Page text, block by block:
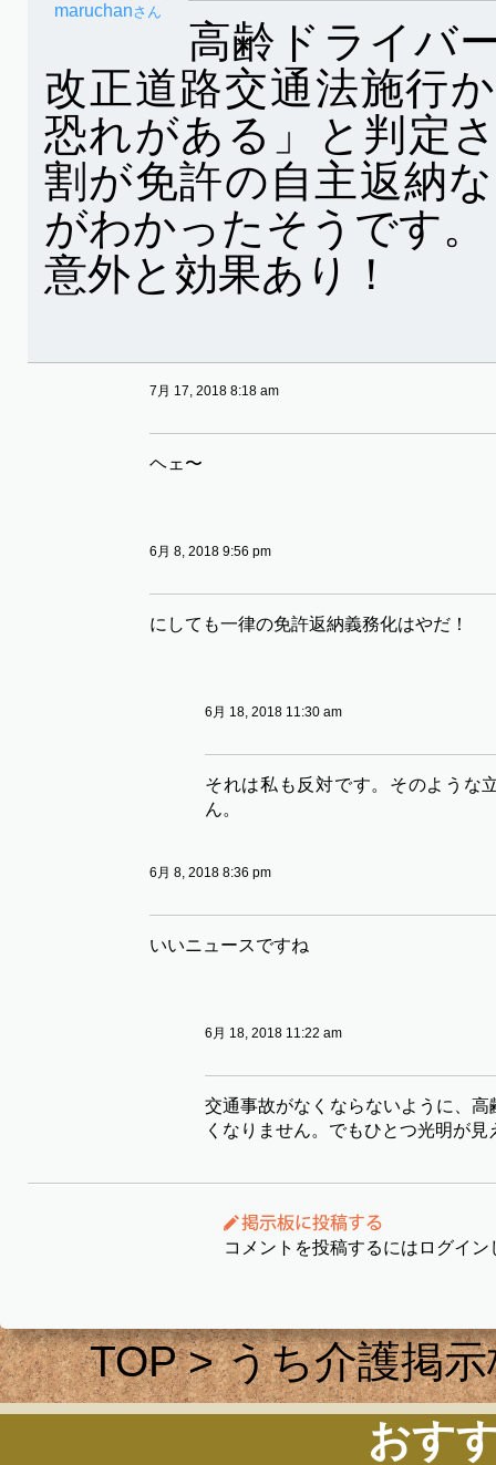
maruchanさん
高齢ドライバ
改正道路交通法施行
恐れがある」と判定
割が免許の自主返納
がわかったそうです。
意外と効果あり！
7月 17, 2018 8:18 am
ヘェ〜
6月 8, 2018 9:56 pm
にしても一律の免許返納義務化はやだ！
6月 18, 2018 11:30 am
それは私も反対です。そのような
ん。
6月 8, 2018 8:36 pm
いいニュースですね
6月 18, 2018 11:22 am
交通事故がなくならないように、
くなりません。でもひとつ光明が
コメントを投稿するにはログイン
TOP>うち介護掲
おす